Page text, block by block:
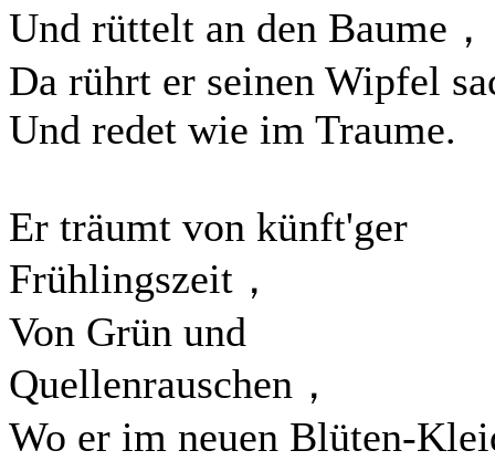
Und rüttelt an den Baume，
Da rührt er seinen Wipfel
Und redet wie im Traume.
Er träumt von künft'ger
Frühlingszeit，
Von Grün und
Quellenrauschen，
Wo er im neuen Blüten-